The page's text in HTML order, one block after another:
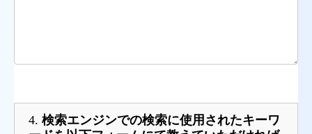
4. 検索エンジンでの検索に使用されたキーワ